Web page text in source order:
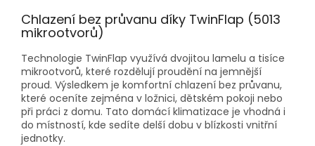
Chlazení bez průvanu díky TwinFlap (5013
mikrootvorů)
Technologie TwinFlap využívá dvojitou lamelu a tisíce
mikrootvorů, které rozdělují proudění na jemnější
proud. Výsledkem je komfortní chlazení bez průvanu,
které oceníte zejména v ložnici, dětském pokoji nebo
při práci z domu. Tato domácí klimatizace je vhodná i
do místností, kde sedíte delší dobu v blízkosti vnitřní
jednotky.